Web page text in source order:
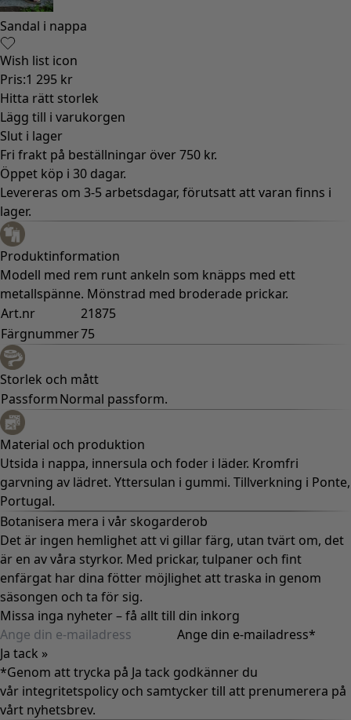
Sandal i nappa
Wish list icon
Pris:1 295 kr
Hitta rätt storlek
Lägg till i varukorgen
Slut i lager
Fri frakt på beställningar över 750 kr.
Öppet köp i 30 dagar.
Levereras om 3-5 arbetsdagar, förutsatt att varan finns i
lager.
Produktinformation
Modell med rem runt ankeln som knäpps med ett
metallspänne. Mönstrad med broderade prickar.
Art.nr
21875
Färgnummer75
Storlek och mått
PassformNormal passform.
Material och produktion
Utsida i nappa, innersula och foder i läder. Kromfri
garvning av lädret. Yttersulan i gummi. Tillverkning i Ponte,
Portugal.
Botanisera mera i vår skogarderob
Det är ingen hemlighet att vi gillar färg, utan tvärt om, det
är en av våra styrkor. Med prickar, tulpaner och fint
enfärgat har dina fötter möjlighet att traska in genom
säsongen och ta för sig.
Missa inga nyheter – få allt till din inkorg
Ange din e-mailadress*
Ja tack »
*Genom att trycka på Ja tack godkänner du
vår integritetspolicy och samtycker till att prenumerera på
vårt nyhetsbrev.